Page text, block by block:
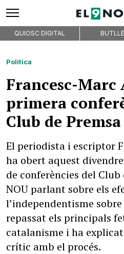
QUIOSC DIGITAL
Política
Francesc-
primera
Club de Premsa
El periodista i escriptor
ha obert aquest
de conferències del Club
NOU parlant sobre els
l’independentisme
repassat els principals
catalanisme i ha
crític amb el procés.